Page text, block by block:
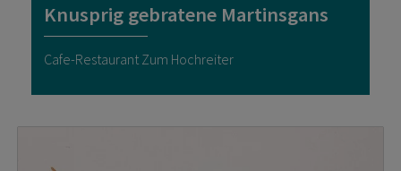
Knusprig gebratene Martinsgans
Cafe-Restaurant Zum Hochreiter